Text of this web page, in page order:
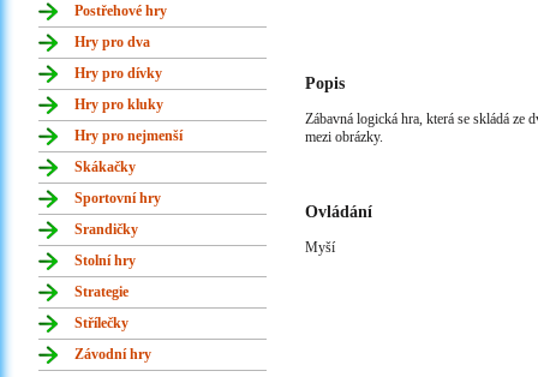
Postřehové hry
Hry pro dva
Hry pro dívky
Hry pro kluky
Hry pro nejmenší
Skákačky
Sportovní hry
Srandičky
Stolní hry
Strategie
Střílečky
Závodní hry
Popis
Zábavná logická hra, která se skládá ze
mezi obrázky.
Ovládání
Myší